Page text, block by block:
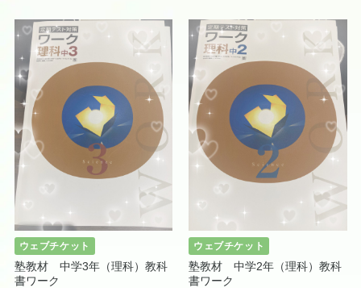
ウェブチケット
塾教材 中学3年（理科）教科
書ワーク
ウェブチケット
塾教材 中学2年（理科）教科
書ワーク